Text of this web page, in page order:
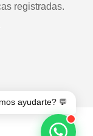
registradas.
ayudarte? 💬